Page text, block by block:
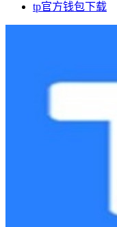
tp官方钱包下载